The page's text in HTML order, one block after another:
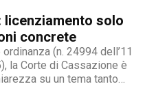
né un dato di di fatto,
licenziamento solo
concrete
(n. 24994 dell’11
la Corte di Cassazione è
su un tema tanto